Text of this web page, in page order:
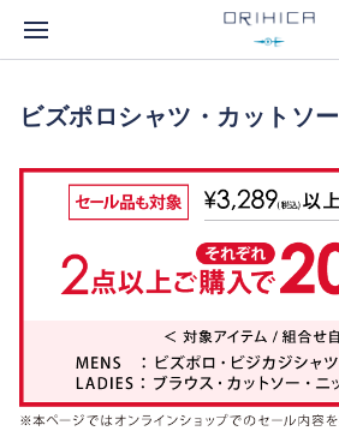
ビズポロシャツ・カットソー